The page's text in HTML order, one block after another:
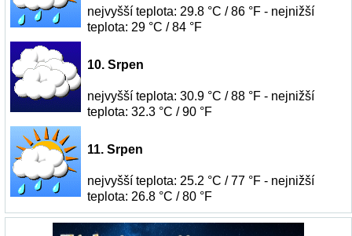
nejvyšší teplota: 29.8 °C / 86 °F - nejnižší
teplota: 29 °C / 84 °F
10. Srpen
nejvyšší teplota: 30.9 °C / 88 °F - nejnižší
teplota: 32.3 °C / 90 °F
11. Srpen
nejvyšší teplota: 25.2 °C / 77 °F - nejnižší
teplota: 26.8 °C / 80 °F